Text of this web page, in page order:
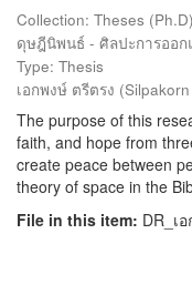
Collection: Theses
ดุษฎีนิพนธ์ - ศิลปะการออ
Type: Thesis
เอกพงษ์ ตรีตรง (
The purpose of this
faith, and hope from
create peace between
theory of space in the
File in this item: DR_เ